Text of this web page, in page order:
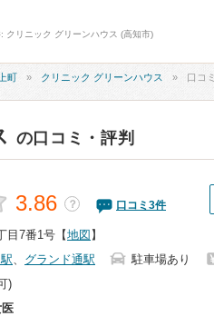
クリニック グリーンハウス (高知市)
上町 クリニック グリーンハウス 口コミ
の口コミ・評判
3.86 ？ 口コミ 3件
目7番1号 【地図 】
、 グランド通駅 駐車場あり
)